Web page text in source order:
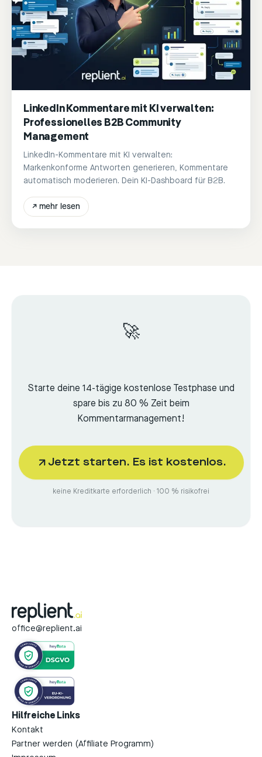
LinkedIn Kommentare mit KI verwalten:
Professionelles B2B Community
Management
LinkedIn-Kommentare mit KI verwalten:
Markenkonforme Antworten generieren, Kommentare
automatisch moderieren. Dein KI-Dashboard für B2B.
↗ mehr lesen
🚀
Starte deine 14-tägige kostenlose Testphase und
spare bis zu 80 % Zeit beim
Kommentarmanagement!
Jetzt starten. Es ist kostenlos.
keine Kreditkarte erforderlich · 100 % risikofrei
office@replient.ai
Hilfreiche Links
Kontakt
Partner werden (Affiliate Programm)